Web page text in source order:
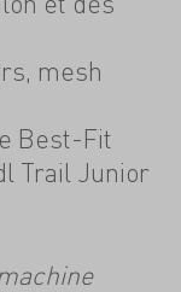
mesh
Best-Fit
Trail Junior